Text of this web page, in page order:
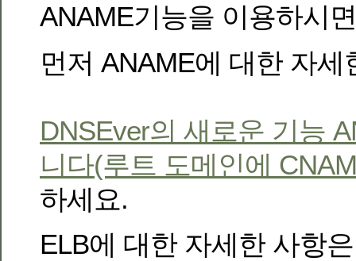
ANAME기능을 이용하시
먼저 ANAME에 대한 자세
DNSEver의 새로운 기능
니다(루트 도메인에
하세요.
ELB에 대한 자세한 사항은